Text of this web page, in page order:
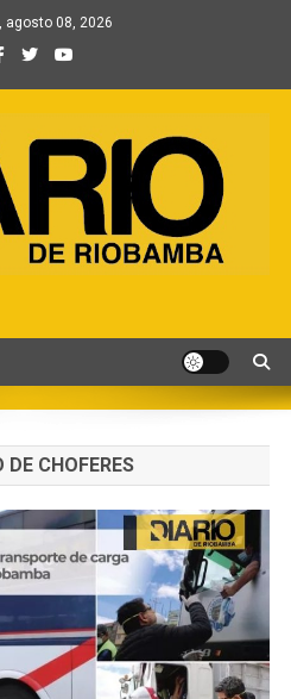
agosto 08, 2026
digitales
DE CHOFERES